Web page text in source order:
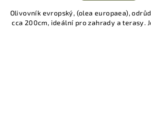
Olivovník evropský, (olea europaea),
cca 200cm, ideální pro zahrady a terasy.